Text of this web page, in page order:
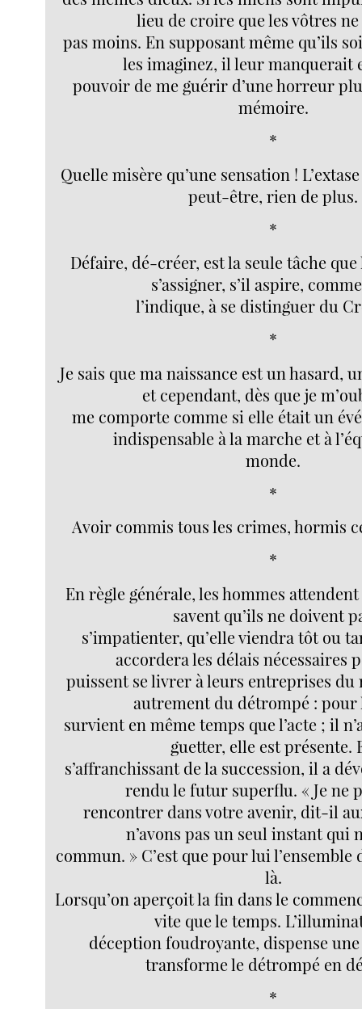
lieu de croire que les vôtres
pas moins. En supposant même qu’ils
les imaginez, il leur manquerait
pouvoir de me guérir d’une horreur
mémoire.
*
Quelle misère qu’une sensation !
peut-être, rien de plus.
*
Défaire, dé-créer, est la seule tâche que
s’assigner, s’il aspire,
l’indique, à se distinguer du
*
Je sais que ma naissance est un hasard,
et cependant, dès que je
me comporte comme si elle était un
indispensable à la marche et à
monde.
*
Avoir commis tous les crimes, hormis
*
En règle générale, les hommes
savent qu’ils ne doivent
s’impatienter, qu’elle viendra tôt ou
accordera les délais nécessaires
puissent se livrer à leurs entreprises du
autrement du détrompé : pour
survient en même temps que l’acte ; il
guetter, elle est présente.
s’affranchissant de la succession, il a
rendu le futur superflu. « Je ne
rencontrer dans votre avenir, dit-il
n’avons pas un seul instant qui
commun. » C’est que pour lui l’ensemble
là.
Lorsqu’on aperçoit la fin dans le
vite que le temps.
déception foudroyante, dispense
transforme le détrompé en
*